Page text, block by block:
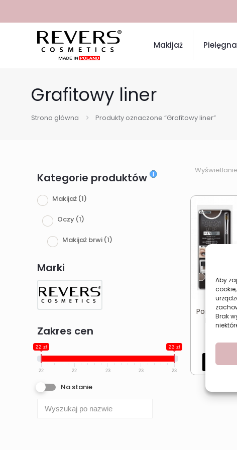
Aby
Brak
Makijaż
Grafitowy liner
Strona główna Produkty oznaczone “Grafitowy liner”
Kategorie produktów
Makijaż (1)
Oczy (1)
Makijaż brwi (1)
Marki
Zakres cen
22 zł 23 zł
22 22 23 23 23
Na stanie
Pomada
REVERS
Dodaj